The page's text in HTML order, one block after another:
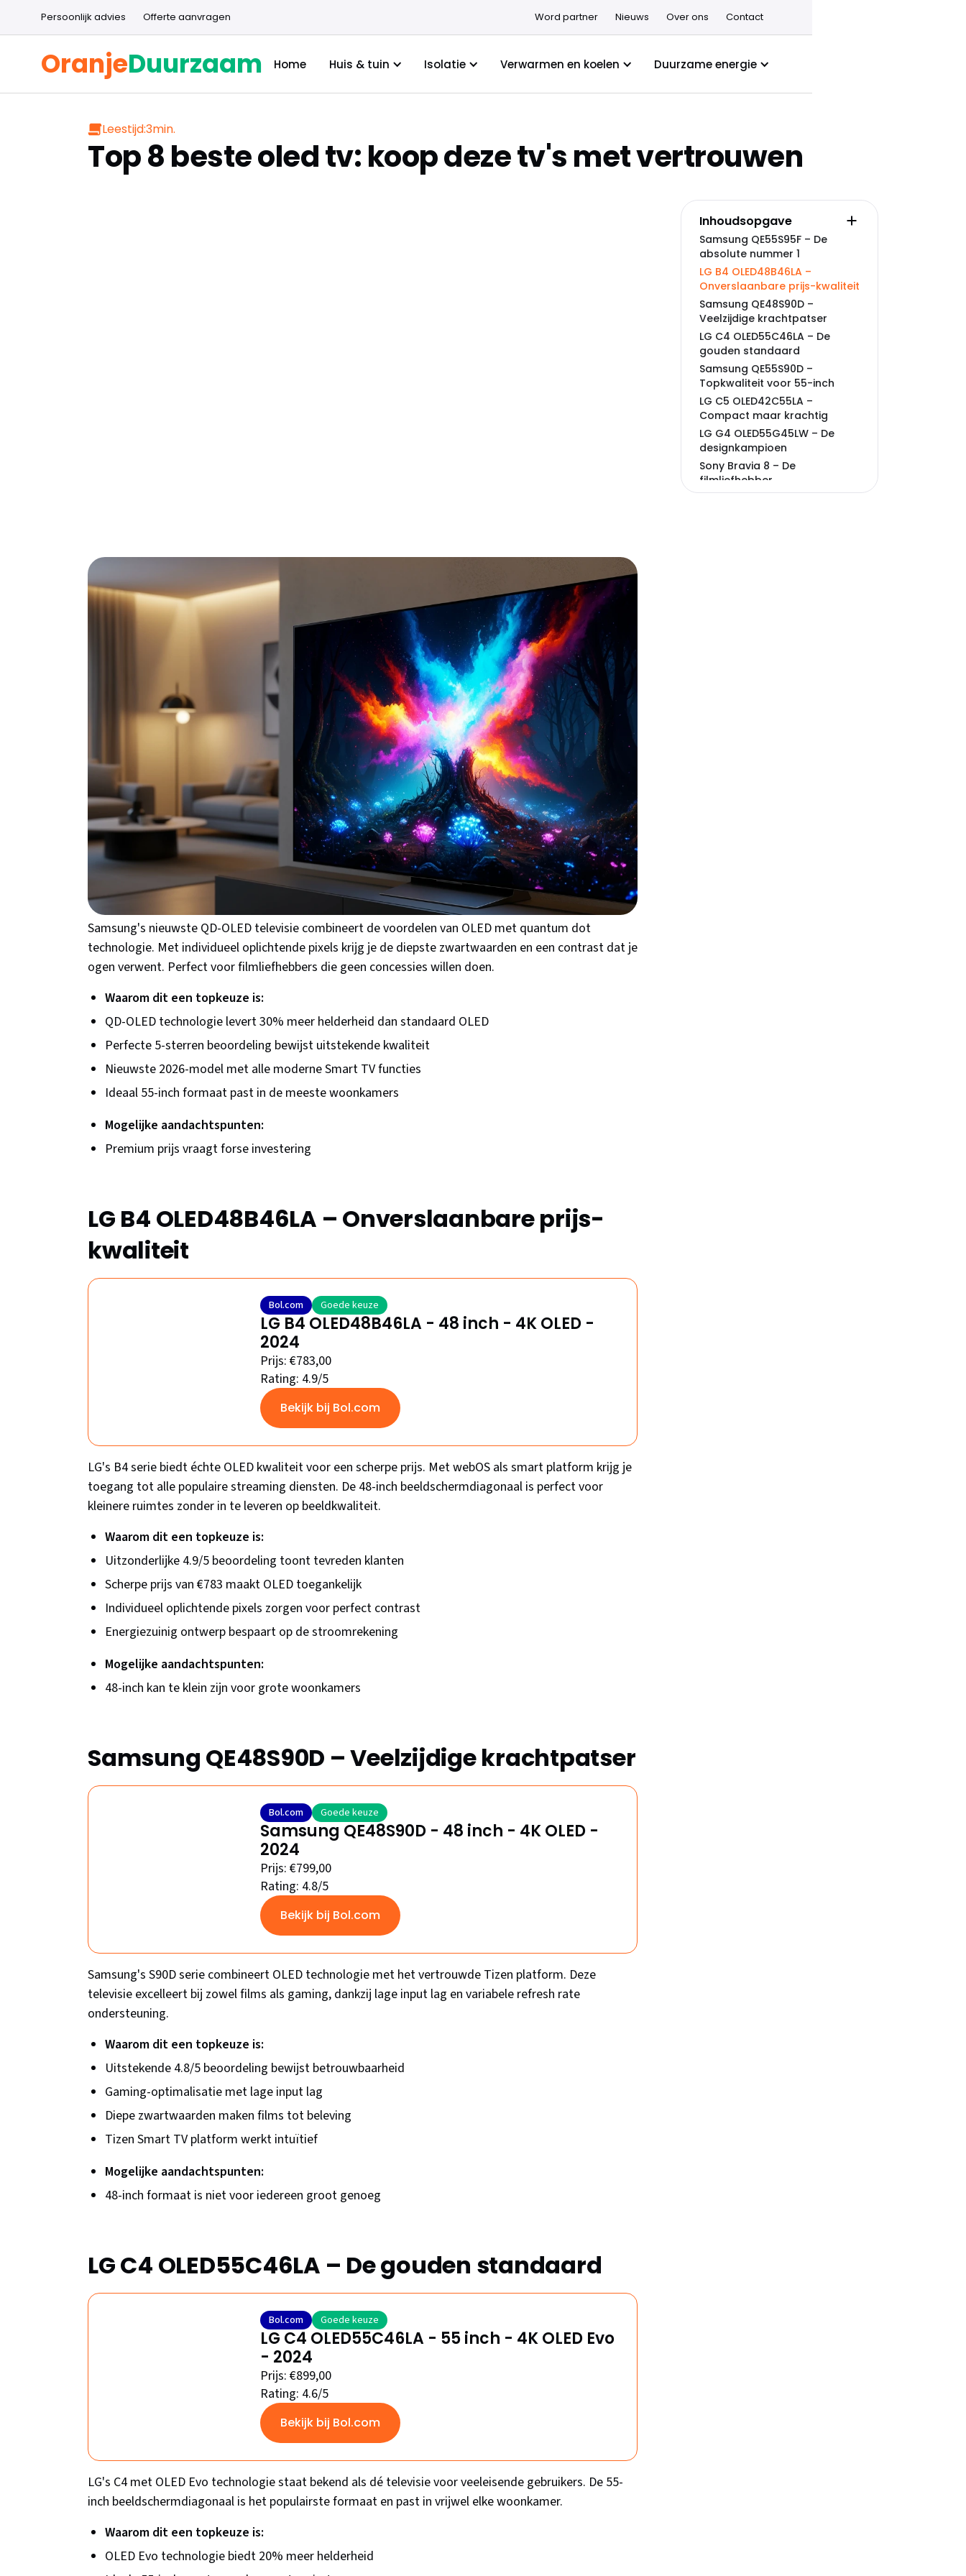
Persoonlijk advies Offerte aanvragen Word partner Nieuws Over ons Contact
OranjeDuurzaam Home Huis & tuin Isolatie Verwarmen en koelen Duurzame energie
Leestijd:3min.
Top 8 beste oled tv: koop deze tv's met vertrouwen
Zoek je de beste oled tv zonder eindeloos te vergelijken? Wij hebben de 8 sterkste modellen van 2026
voor je geselecteerd en de belangrijkste plus- en minpunten op een rij gezet. Ontdek snel welke het
Samsung QE55S95F – De absolute nummer 1
Bol.com Goede keuze
Samsung QE55S95F - 55 inch - 4K QD-OLED
- 2025
Prijs: €1599,00
Rating: 5.0/5
Bekijk bij Bol.com
Samsung's nieuwste QD-OLED televisie combineert de voordelen van OLED met quantum dot
technologie. Met individueel oplichtende pixels krijg je de diepste zwartwaarden en een contrast dat je
ogen verwent. Perfect voor filmliefhebbers die geen concessies willen doen.
Waarom dit een topkeuze is:
QD-OLED technologie levert 30% meer helderheid dan standaard OLED
Perfecte 5-sterren beoordeling bewijst uitstekende kwaliteit
Nieuwste 2026-model met alle moderne Smart TV functies
Ideaal 55-inch formaat past in de meeste woonkamers
Mogelijke aandachtspunten:
Premium prijs vraagt forse investering
LG B4 OLED48B46LA – Onverslaanbare prijs-
kwaliteit
Bol.com Goede keuze
LG B4 OLED48B46LA - 48 inch - 4K OLED -
2024
Prijs: €783,00
Rating: 4.9/5
Bekijk bij Bol.com
LG's B4 serie biedt échte OLED kwaliteit voor een scherpe prijs. Met webOS als smart platform krijg je
toegang tot alle populaire streaming diensten. De 48-inch beeldschermdiagonaal is perfect voor
kleinere ruimtes zonder in te leveren op beeldkwaliteit.
Waarom dit een topkeuze is:
Uitzonderlijke 4.9/5 beoordeling toont tevreden klanten
Scherpe prijs van €783 maakt OLED toegankelijk
Individueel oplichtende pixels zorgen voor perfect contrast
Energiezuinig ontwerp bespaart op de stroomrekening
Mogelijke aandachtspunten:
48-inch kan te klein zijn voor grote woonkamers
Samsung QE48S90D – Veelzijdige krachtpatser
Bol.com Goede keuze
Samsung QE48S90D - 48 inch - 4K OLED -
2024
Prijs: €799,00
Rating: 4.8/5
Bekijk bij Bol.com
Samsung's S90D serie combineert OLED technologie met het vertrouwde Tizen platform. Deze
televisie excelleert bij zowel films als gaming, dankzij lage input lag en variabele refresh rate
ondersteuning.
Waarom dit een topkeuze is:
Uitstekende 4.8/5 beoordeling bewijst betrouwbaarheid
Gaming-optimalisatie met lage input lag
Diepe zwartwaarden maken films tot beleving
Tizen Smart TV platform werkt intuïtief
Mogelijke aandachtspunten:
48-inch formaat is niet voor iedereen groot genoeg
LG C4 OLED55C46LA – De gouden standaard
Bol.com Goede keuze
LG C4 OLED55C46LA - 55 inch - 4K OLED Evo
- 2024
Prijs: €899,00
Rating: 4.6/5
Bekijk bij Bol.com
LG's C4 met OLED Evo technologie staat bekend als dé televisie voor veeleisende gebruikers. De 55-
inch beeldschermdiagonaal is het populairste formaat en past in vrijwel elke woonkamer.
Waarom dit een topkeuze is:
OLED Evo technologie biedt 20% meer helderheid
Inhoudsopgave
Samsung QE55S95F – De
absolute nummer 1
LG B4 OLED48B46LA –
Onverslaanbare prijs-kwaliteit
Samsung QE48S90D –
Veelzijdige krachtpatser
LG C4 OLED55C46LA – De
gouden standaard
Samsung QE55S90D –
Topkwaliteit voor 55-inch
LG C5 OLED42C55LA –
Compact maar krachtig
LG G4 OLED55G45LW – De
designkampioen
Sony Bravia 8 – De
filmliefhebber